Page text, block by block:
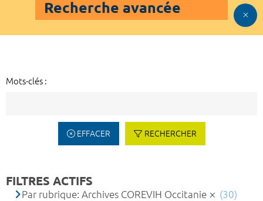
Recherche avancée
Mots-clés :
EFFACER RECHERCHER
FILTRES ACTIFS
Par rubrique: Archives COREVIH Occitanie (30)